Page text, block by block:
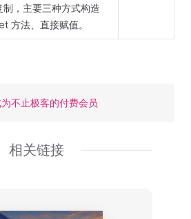
制，主要三种方式构造
方法、直接赋值。
为不止极客的付费会员
相关链接